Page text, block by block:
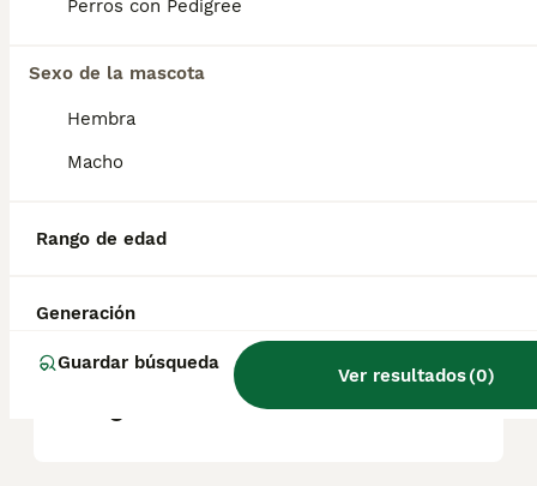
Perros con Pedigree
Sexo de la mascota
Hembra
Macho
Rango de edad
Generación
Guardar búsqueda
Ver resultados(0)
¿Es raro el Boyero de
Entlebuch?
¿Cómo es el carácter del
Boyero de Entlebuch?